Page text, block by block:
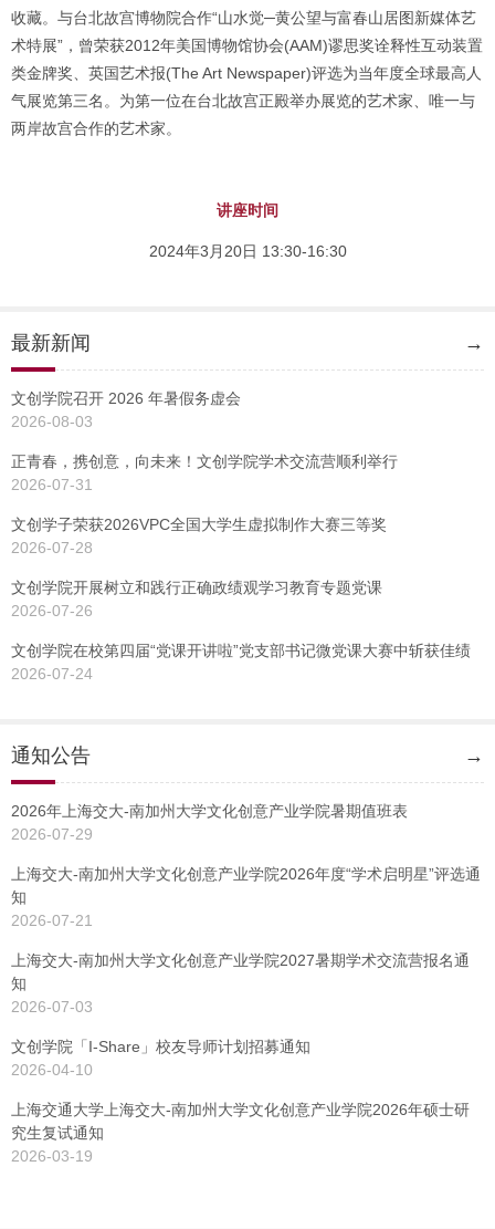
收藏。与台北故宫博物院合作“山水觉─黄公望与富春山居图新媒体艺
术特展”，曾荣获2012年美国博物馆协会(AAM)谬思奖诠释性互动装置
类金牌奖、英国艺术报(The Art Newspaper)评选为当年度全球最高人
气展览第三名。为第一位在台北故宫正殿举办展览的艺术家、唯一与
两岸故宫合作的艺术家。
讲座时间
2024年3月20日 13:30-16:30
最新新闻 →
文创学院召开 2026 年暑假务虚会
2026-08-03
正青春，携创意，向未来！文创学院学术交流营顺利举行
2026-07-31
文创学子荣获2026VPC全国大学生虚拟制作大赛三等奖
2026-07-28
文创学院开展树立和践行正确政绩观学习教育专题党课
2026-07-26
文创学院在校第四届“党课开讲啦”党支部书记微党课大赛中斩获佳绩
2026-07-24
通知公告 →
2026年上海交大-南加州大学文化创意产业学院暑期值班表
2026-07-29
上海交大-南加州大学文化创意产业学院2026年度“学术启明星”评选通
知
2026-07-21
上海交大-南加州大学文化创意产业学院2027暑期学术交流营报名通
知
2026-07-03
文创学院「I-Share」校友导师计划招募通知
2026-04-10
上海交通大学上海交大-南加州大学文化创意产业学院2026年硕士研
究生复试通知
2026-03-19